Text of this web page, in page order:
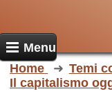
Menu
Home
Temi
Il capitalismo